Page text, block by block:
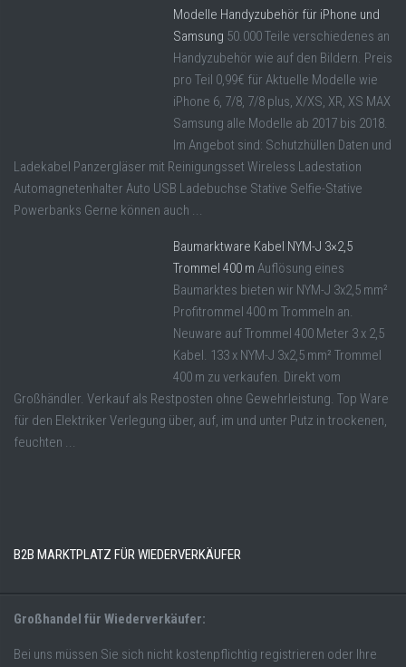
Modelle Handyzubehör für iPhone und
Samsung 50.000 Teile verschiedenes an
Handyzubehör wie auf den Bildern. Preis
pro Teil 0,99€ für Aktuelle Modelle wie
iPhone 6, 7/8, 7/8 plus, X/XS, XR, XS MAX
Samsung alle Modelle ab 2017 bis 2018.
Im Angebot sind: Schutzhüllen Daten und
Ladekabel Panzergläser mit Reinigungsset Wireless Ladestation
Automagnetenhalter Auto USB Ladebuchse Stative Selfie-Stative
Powerbanks Gerne können auch ...
Baumarktware Kabel NYM-J 3×2,5
Trommel 400 m Auflösung eines
Baumarktes bieten wir NYM-J 3x2,5 mm²
Profitrommel 400 m Trommeln an.
Neuware auf Trommel 400 Meter 3 x 2,5
Kabel. 133 x NYM-J 3x2,5 mm² Trommel
400 m zu verkaufen. Direkt vom
Großhändler. Verkauf als Restposten ohne Gewehrleistung. Top Ware
für den Elektriker Verlegung über, auf, im und unter Putz in trockenen,
feuchten ...
B2B MARKTPLATZ FÜR WIEDERVERKÄUFER
Großhandel für Wiederverkäufer:
Bei uns müssen Sie sich nicht kostenpflichtig registrieren oder Ihre